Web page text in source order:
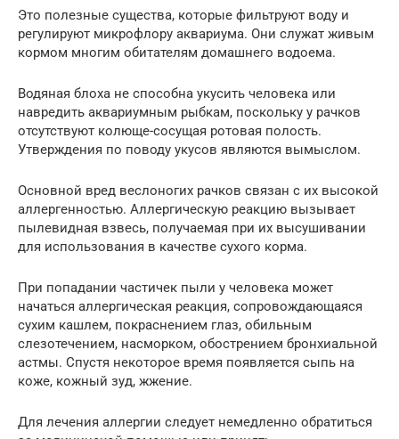
Это полезные существа, которые фильтруют воду и
регулируют микрофлору аквариума. Они служат живым
кормом многим обитателям домашнего водоема.
Водяная блоха не способна укусить человека или
навредить аквариумным рыбкам, поскольку у рачков
отсутствуют колюще-сосущая ротовая полость.
Утверждения по поводу укусов являются вымыслом.
Основной вред веслоногих рачков связан с их высокой
аллергенностью. Аллергическую реакцию вызывает
пылевидная взвесь, получаемая при их высушивании
для использования в качестве сухого корма.
При попадании частичек пыли у человека может
начаться аллергическая реакция, сопровождающаяся
сухим кашлем, покраснением глаз, обильным
слезотечением, насморком, обострением бронхиальной
астмы. Спустя некоторое время появляется сыпь на
коже, кожный зуд, жжение.
Для лечения аллергии следует немедленно обратиться